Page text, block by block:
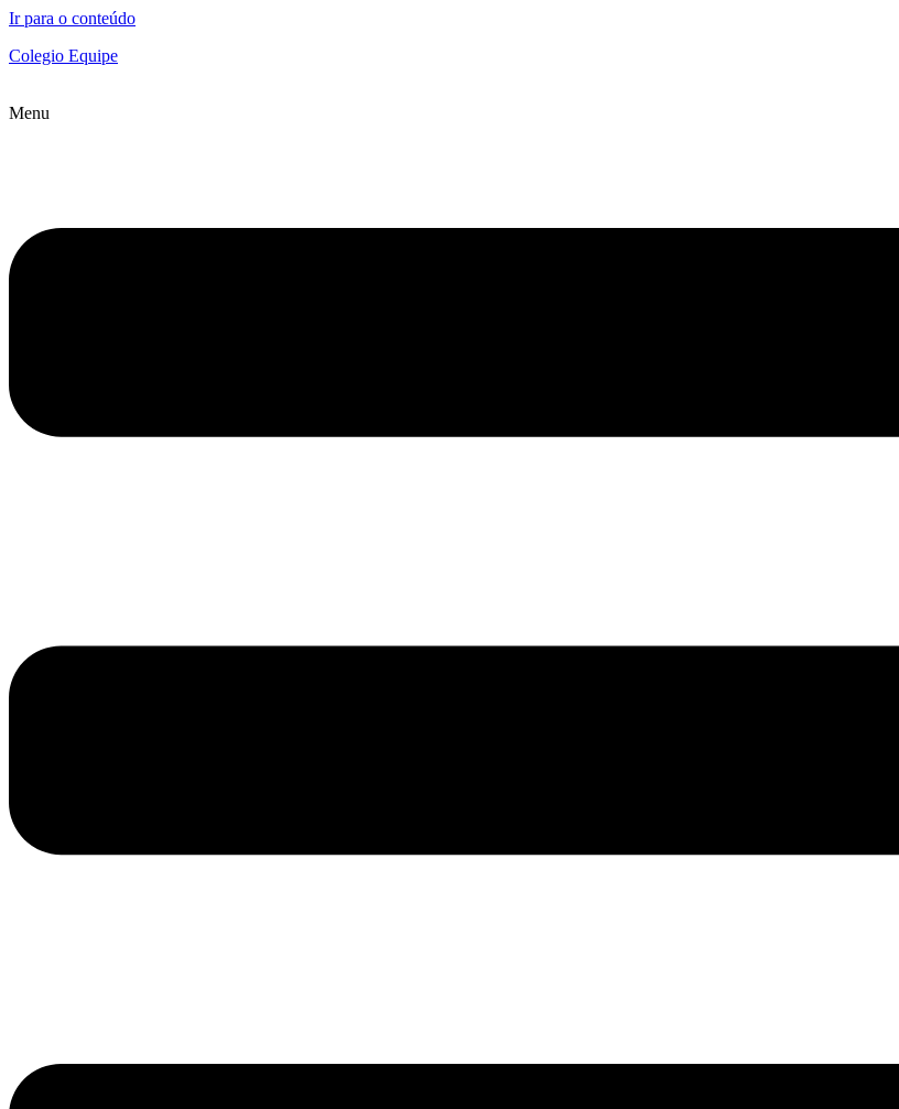
Ir para o conteúdo
Colegio Equipe
Menu